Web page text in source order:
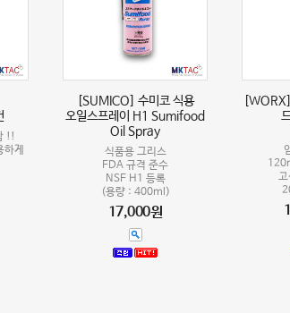
!!
게
[SUMICO] 수미코 식용
오일스프레이 H1 Sumifood
Oil Spray
식품용 그리스
FDA 규격 준수
NSF H1 등록
(용량 : 400ml)
17,000원